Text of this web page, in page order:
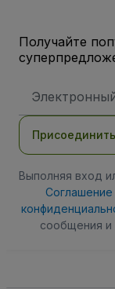
Получайте
электронной
Выполняя вход
Соглашение
сообщения и